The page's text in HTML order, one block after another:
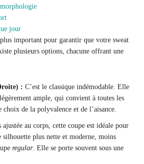
jour
important pour garantir que votre sweat
plusieurs options, chacune offrant une
: C’est le classique indémodable. Elle
ample, qui convient à toutes les
choix de la polyvalence et de l’aisance.
ajustée au corps, cette coupe est idéale pour
plus nette et moderne, moins
regular. Elle se porte souvent sous une